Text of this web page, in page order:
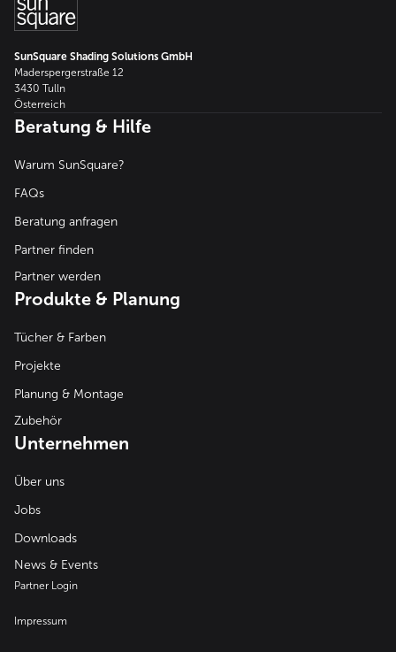
SunSquare Shading Solutions GmbH
Maderspergerstraße 12
3430 Tulln
Österreich
Beratung & Hilfe
Warum SunSquare?
FAQs
Beratung anfragen
Partner finden
Partner werden
Produkte & Planung
Tücher & Farben
Projekte
Planung & Montage
Zubehör
Unternehmen
Über uns
Jobs
Downloads
News & Events
Partner Login
Impressum